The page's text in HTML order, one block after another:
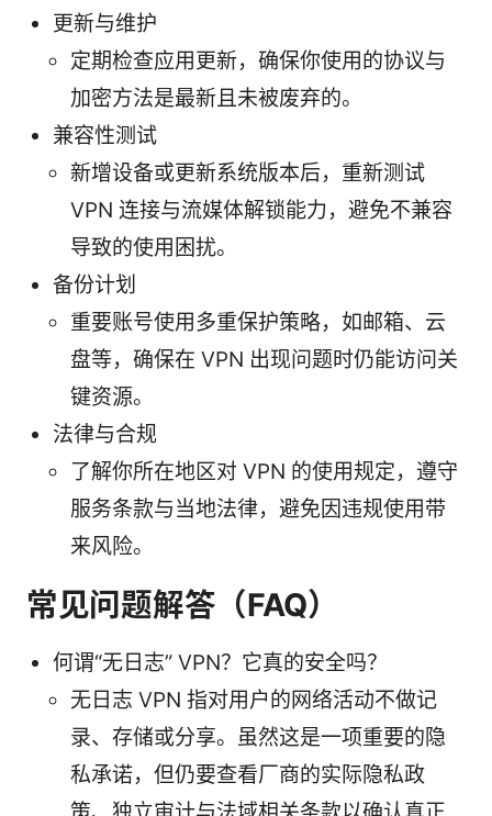
更新与维护
定期检查应用更新，确保你使用的协议与
加密方法是最新且未被废弃的。
兼容性测试
新增设备或更新系统版本后，重新测试
VPN 连接与流媒体解锁能力，避免不兼容
导致的使用困扰。
备份计划
重要账号使用多重保护策略，如邮箱、云
盘等，确保在 VPN 出现问题时仍能访问关
键资源。
法律与合规
了解你所在地区对 VPN 的使用规定，遵守
服务条款与当地法律，避免因违规使用带
来风险。
常见问题解答（FAQ）
何谓“无日志” VPN？它真的安全吗？
无日志 VPN 指对用户的网络活动不做记
录、存储或分享。虽然这是一项重要的隐
私承诺，但仍要查看厂商的实际隐私政